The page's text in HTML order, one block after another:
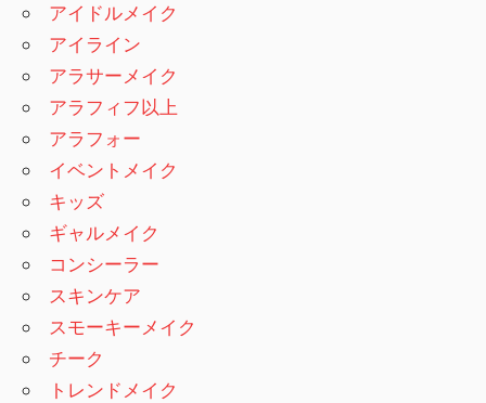
アイドルメイク
アイライン
アラサーメイク
アラフィフ以上
アラフォー
イベントメイク
キッズ
ギャルメイク
コンシーラー
スキンケア
スモーキーメイク
チーク
トレンドメイク